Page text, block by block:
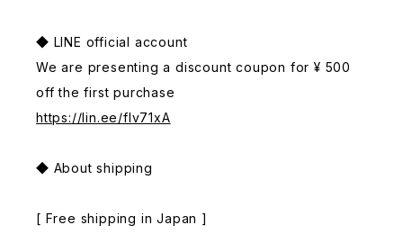
◆ LINE official account
We are presenting a discount coupon for ¥ 500
off the first purchase
https://lin.ee/fIv71xA
◆ About shipping
[ Free shipping in Japan ]